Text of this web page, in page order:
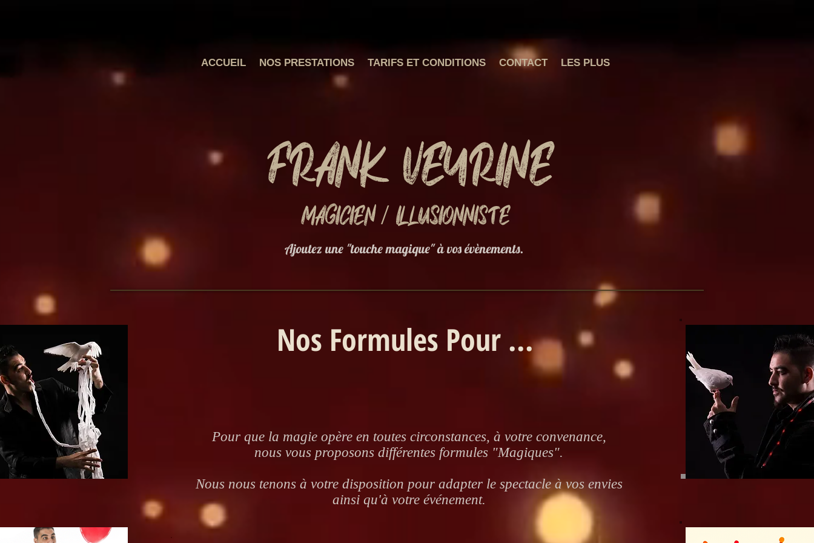
ACCUEIL NOS PRESTATIONS TARIFS ET CONDITIONS CONTACT LES PLUS
Frank Veyrine
Magicien / Illusionniste
Ajoutez une "touche magique" à vos évènements.
Nos Formules Pour ...
Pour que la magie opère en toutes circonstances, à votre convenance,
nous vous proposons différentes formules "Magiques".
Nous nous tenons à votre disposition pour adapter le spectacle à vos envies
ainsi qu'à votre événement.